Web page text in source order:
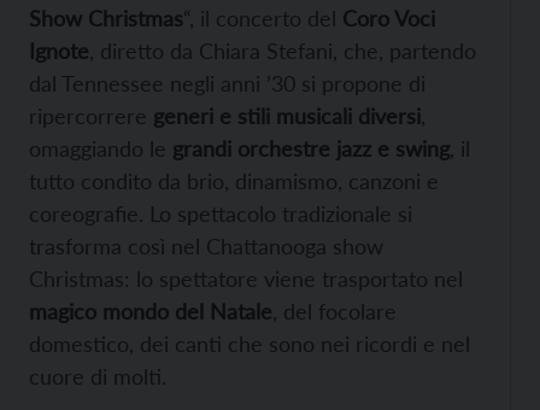
Show Christmas“, il concerto del Coro Voci
Ignote , diretto da Chiara Stefani, che, partendo
dal Tennessee negli anni ’30 si propone di
ripercorrere generi e stili musicali diversi
omaggiando le grandi orchestre jazz e swing , il
tutto condito da brio, dinamismo, canzoni e
coreografie. Lo spettacolo tradizionale si
trasforma così nel Chattanooga show
Christmas: lo spettatore viene trasportato nel
magico mondo del Natale , del focolare
domestico, dei canti che sono nei ricordi e nel
cuore di molti.